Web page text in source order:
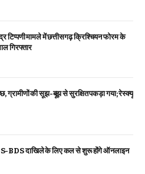
टिप्पणी मामले में छत्तीसगढ़ क्रिश्चियन फोरम के
गिरफ्तार
ग्रामीणों की सूझ-बूझ से सुरक्षित पकड़ा गया; रेस्क्यू
BDS दाखिले के लिए कल से शुरू होंगे ऑनलाइन